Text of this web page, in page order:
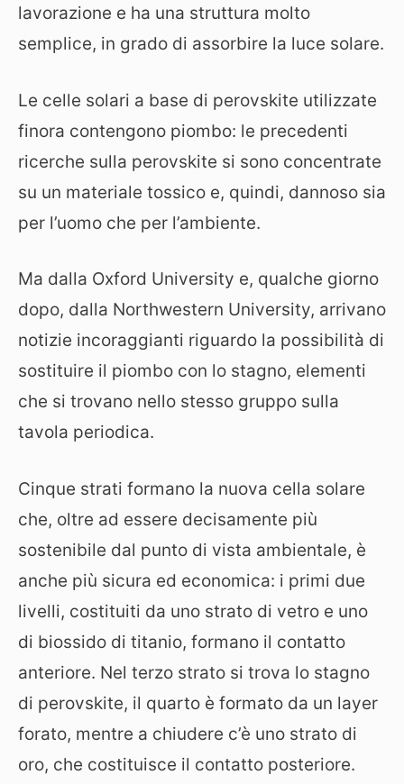
lavorazione e ha una struttura molto
semplice, in grado di assorbire la luce solare.
Le celle solari a base di perovskite utilizzate
finora contengono piombo: le precedenti
ricerche sulla perovskite si sono concentrate
su un materiale tossico e, quindi, dannoso sia
per l’uomo che per l’ambiente.
Ma dalla Oxford University e, qualche giorno
dopo, dalla Northwestern University, arrivano
notizie incoraggianti riguardo la possibilità di
sostituire il piombo con lo stagno, elementi
che si trovano nello stesso gruppo sulla
tavola periodica.
Cinque strati formano la nuova cella solare
che, oltre ad essere decisamente più
sostenibile dal punto di vista ambientale, è
anche più sicura ed economica: i primi due
livelli, costituiti da uno strato di vetro e uno
di biossido di titanio, formano il contatto
anteriore. Nel terzo strato si trova lo stagno
di perovskite, il quarto è formato da un layer
forato, mentre a chiudere c’è uno strato di
oro, che costituisce il contatto posteriore.